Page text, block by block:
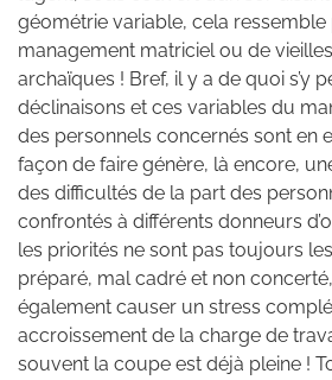
géométrie variable, cela ressemble
management matriciel ou de
archaïques ! Bref, il y a de quoi s’y
déclinaisons et ces variables du
des personnels concernés sont en
façon de faire génère, là encore,
des difficultés de la part des
confrontés à différents donneurs
les priorités ne sont pas toujours
préparé, mal cadré et non
également causer un stress
accroissement de la charge de
souvent la coupe est déjà pleine !